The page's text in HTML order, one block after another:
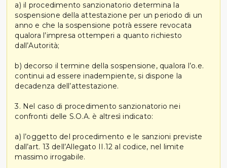
a) il procedimento sanzionatorio determina la
sospensione della attestazione per un periodo di un
anno e che la sospensione potrà essere revocata
qualora l’impresa ottemperi a quanto richiesto
dall’Autorità;
b) decorso il termine della sospensione, qualora l’o.e.
continui ad essere inadempiente, si dispone la
decadenza dell’attestazione.
3. Nel caso di procedimento sanzionatorio nei
confronti delle S.O.A. è altresì indicato:
a) l’oggetto del procedimento e le sanzioni previste
dall’art. 13 dell’Allegato II.12 al codice, nel limite
massimo irrogabile.